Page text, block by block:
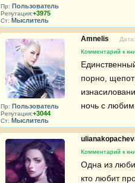
Пр: Пользователь
Репутация:+3975
Ст: Мыслитель
Пр: Пользователь
Репутация:+3044
Ст: Мыслитель
Amnelis
Комментарий к
порно,
ночь с
Комментарий к
Одна из
кто любит